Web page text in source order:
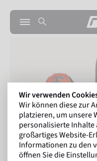
Wir verwenden
Wir können diese zur
platzieren, um unsere
personalisierte Inhalte
großartiges Website-
Informationen zu den
öffnen Sie die